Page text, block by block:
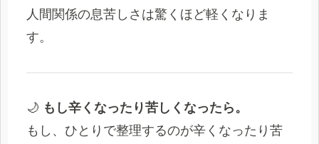
人間関係の息苦しさは驚くほど軽くなりま
す。
🌙 もし辛くなったり苦しくなったら。
もし、ひとりで整理するのが辛くなったり苦